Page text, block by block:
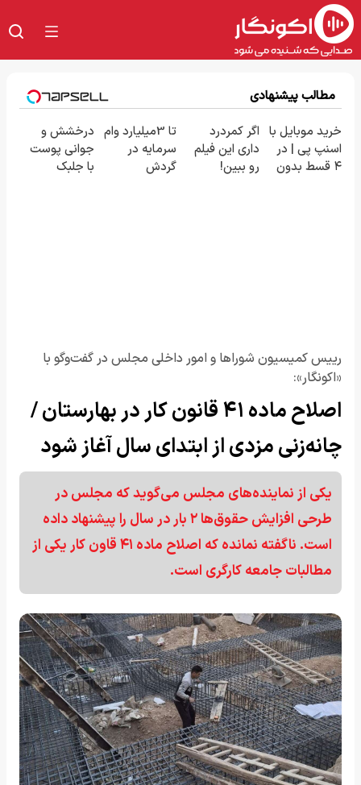
مطالب پیشنهادی
خرید موبایل با
اسنپ پی | در
۴ قسط بدون
اگر کمردرد
داری این فیلم
رو ببین!
تا 3میلیارد وام
سرمایه در
گردش
درخشش و
جوانی پوست
با جلبک
رییس کمیسیون شوراها و امور داخلی مجلس در گفت‌وگو با
«اکونگار»:
اصلاح ماده ۴۱ قانون کار در بهارستان /
چانه‌زنی مزدی از ابتدای سال آغاز شود
یکی از نماینده‌های مجلس می‌گوید که مجلس در
طرحی افزایش حقوق‌ها ۲ بار در سال را پیشنهاد داده
است. ناگفته نمانده که اصلاح ماده ۴۱ قاون کار یکی از
مطالبات جامعه کارگری است.